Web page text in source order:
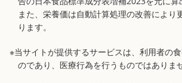
また、栄養価は自動計算処理の改善により
ります。
※当サイトが提供するサービスは、利用者の
のであり、医療行為を行うものではありま